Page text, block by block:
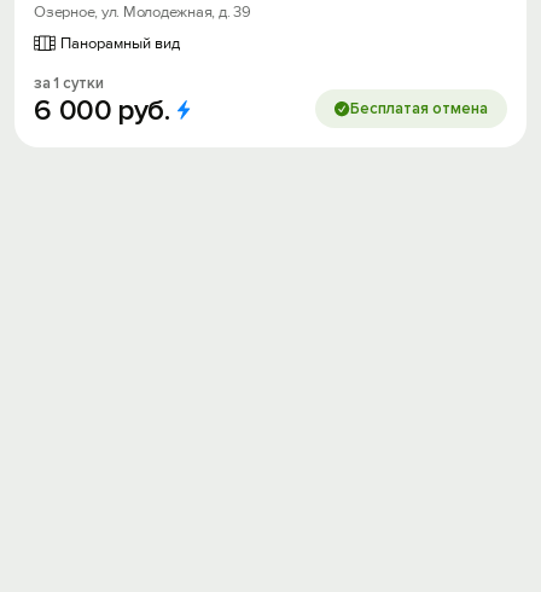
Озерное, ул. Молодежная, д. 39
Панорамный вид
за 1 сутки
6 000 руб. Бесплатая отмена